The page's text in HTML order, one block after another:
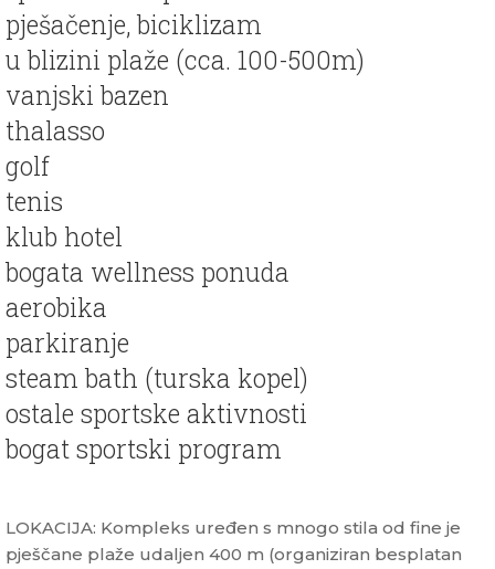
pješačenje, biciklizam
u blizini plaže (cca. 100-500m)
vanjski bazen
thalasso
golf
tenis
klub hotel
bogata wellness ponuda
aerobika
parkiranje
steam bath (turska kopel)
ostale sportske aktivnosti
bogat sportski program
LOKACIJA: Kompleks uređen s mnogo stila od fine je
pješčane plaže udaljen 400 m (organiziran besplatan